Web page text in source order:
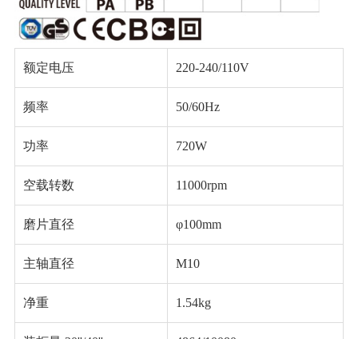
额定电压 220-240/110V
频率 50/60Hz
功率 720W
空载转数 11000rpm
磨片直径 φ100mm
主轴直径 M10
净重 1.54kg